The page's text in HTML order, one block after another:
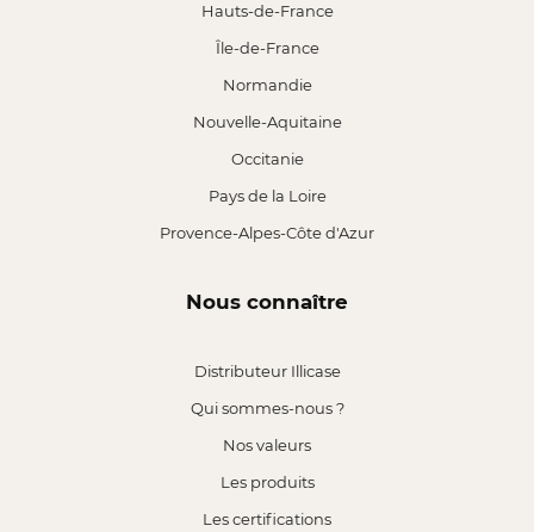
Hauts-de-France
Île-de-France
Normandie
Nouvelle-Aquitaine
Occitanie
Pays de la Loire
Provence-Alpes-Côte d'Azur
Nous connaître
Distributeur Illicase
Qui sommes-nous ?
Nos valeurs
Les produits
Les certifications